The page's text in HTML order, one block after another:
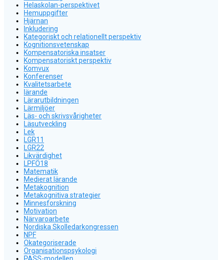
Helaskolan-perspektivet
Hemuppgifter
Hjärnan
Inkludering
Kategoriskt och relationellt perspektiv
Kognitionsvetenskap
Kompensatoriska insatser
Kompensatoriskt perspektiv
Komvux
Konferenser
Kvalitetsarbete
lärande
Lärarutbildningen
Lärmiljöer
Läs- och skrivsvårigheter
Läsutveckling
Lek
LGR11
LGR22
Likvärdighet
LPFÖ18
Matematik
Medierat lärande
Metakognition
Metakognitiva strategier
Minnesforskning
Motivation
Närvaroarbete
Nordiska Skolledarkongressen
NPF
Okategoriserade
Organisationspsykologi